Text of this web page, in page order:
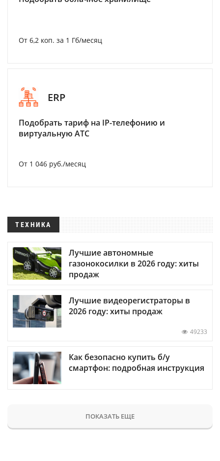
От 6,2 коп. за 1 Гб/месяц
ERP
Подобрать тариф на IP-телефонию и
виртуальную АТС
От 1 046 руб./месяц
ТЕХНИКА
Лучшие автономные
газонокосилки в 2026 году: хиты
продаж
Лучшие видеорегистраторы в
2026 году: хиты продаж
49233
Как безопасно купить б/у
смартфон: подробная инструкция
ПОКАЗАТЬ ЕЩЕ